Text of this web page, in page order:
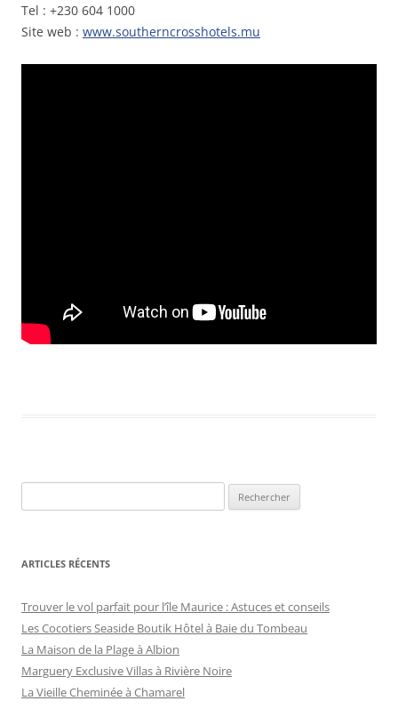
Tel : +230 604 1000
Site web : www.southerncrosshotels.mu
ARTICLES RÉCENTS
Trouver le vol parfait pour l’île Maurice : Astuces et conseils
Les Cocotiers Seaside Boutik Hôtel à Baie du Tombeau
La Maison de la Plage à Albion
Marguery Exclusive Villas à Rivière Noire
La Vieille Cheminée à Chamarel